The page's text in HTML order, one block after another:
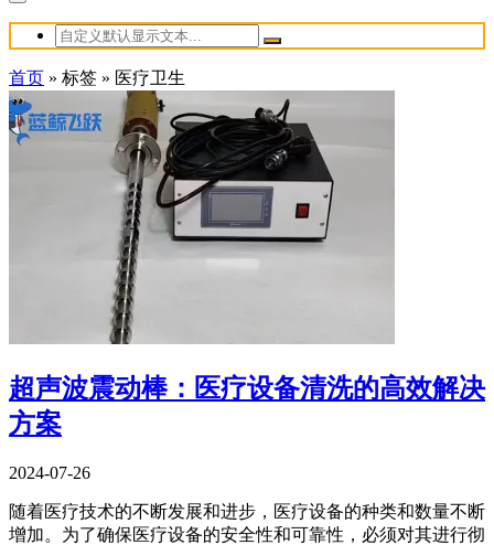
首页 » 标签 » 医疗卫生
超声波震动棒：医疗设备清洗的高效解决
方案
2024-07-26
随着医疗技术的不断发展和进步，医疗设备的种类和数量不断
增加。为了确保医疗设备的安全性和可靠性，必须对其进行彻